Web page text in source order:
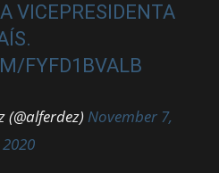
VICEPRESIDENTA
FYFD1BVALB
(@alferdez) November 7,
2020